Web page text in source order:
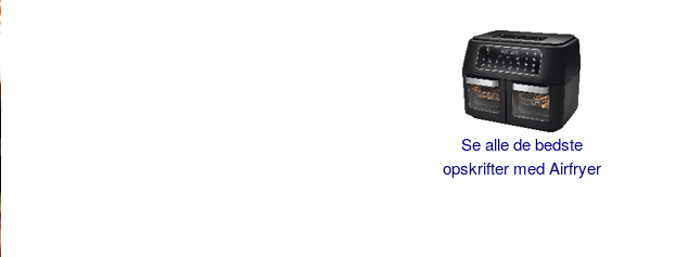
Se alle de bedste
opskrifter med Airfryer